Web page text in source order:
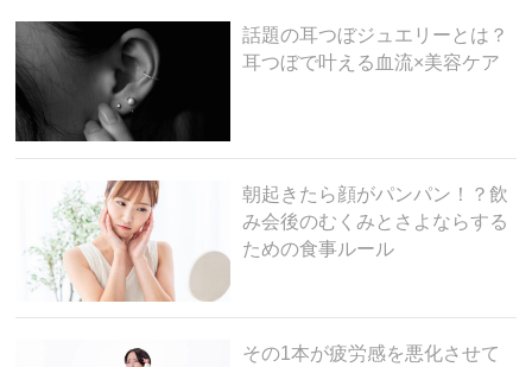
話題の耳つぼジュエリーとは？
耳つぼで叶える血流×美容ケア
朝起きたら顔がパンパン！？飲
み会後のむくみとさよならする
ための食事ルール
その1本が疲労感を悪化させて